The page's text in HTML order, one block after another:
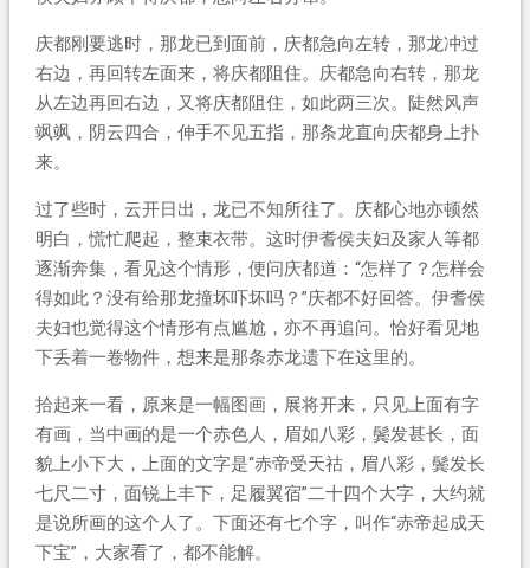
庆都刚要逃时，那龙已到面前，庆都急向左转，那龙冲过
右边，再回转左面来，将庆都阻住。庆都急向右转，那龙
从左边再回右边，又将庆都阻住，如此两三次。陡然风声
飒飒，阴云四合，伸手不见五指，那条龙直向庆都身上扑
来。
过了些时，云开日出，龙已不知所往了。庆都心地亦顿然
明白，慌忙爬起，整束衣带。这时伊耆侯夫妇及家人等都
逐渐奔集，看见这个情形，便问庆都道：“怎样了？怎样会
得如此？没有给那龙撞坏吓坏吗？”庆都不好回答。伊耆侯
夫妇也觉得这个情形有点尴尬，亦不再追问。恰好看见地
下丢着一卷物件，想来是那条赤龙遗下在这里的。
拾起来一看，原来是一幅图画，展将开来，只见上面有字
有画，当中画的是一个赤色人，眉如八彩，鬓发甚长，面
貌上小下大，上面的文字是“赤帝受天祜，眉八彩，鬓发长
七尺二寸，面锐上丰下，足履翼宿”二十四个大字，大约就
是说所画的这个人了。下面还有七个字，叫作“赤帝起成天
下宝”，大家看了，都不能解。